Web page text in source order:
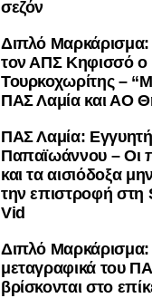
σεζόν
Διπλό
τον ΑΠΣ Κηφισσό ο
Τουρκοχωρίτης –
ΠΑΣ Λαμία και ΑΟ
ΠΑΣ Λαμία:
Παπαϊωάννου – Οι
και τα αισιόδοξα
την επιστροφή στη
Vid
Διπλό Μαρκάρισμα:
μεταγραφικά του
βρίσκονται στο